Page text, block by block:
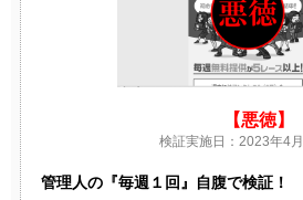
【悪徳】
検証実施日：2023年4
管理人の『毎週１回』自腹で検証！